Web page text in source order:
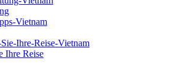
Ihre Reise